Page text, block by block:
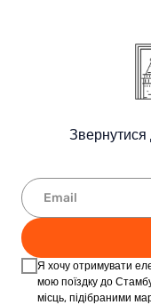
Звернутися
Я хочу отримувати
мою поїздку до
місць, підібраними